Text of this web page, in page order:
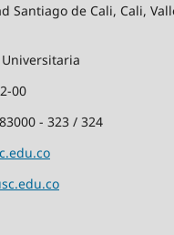
Santiago de Cali, Cali,
00
- 323 / 324